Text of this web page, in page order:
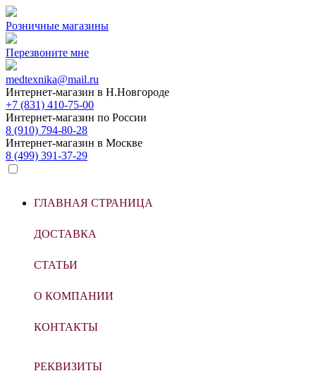
Розничные магазины
Перезвоните мне
medtexnika@mail.ru
Интернет-магазин в Н.Новгороде
+7 (831) 410-75-00
Интернет-магазин по России
8 (910) 794-80-28
Интернет-магазин в Москве
8 (499) 391-37-29
ГЛАВНАЯ СТРАНИЦА
ДОСТАВКА
СТАТЬИ
О КОМПАНИИ
КОНТАКТЫ
РЕКВИЗИТЫ